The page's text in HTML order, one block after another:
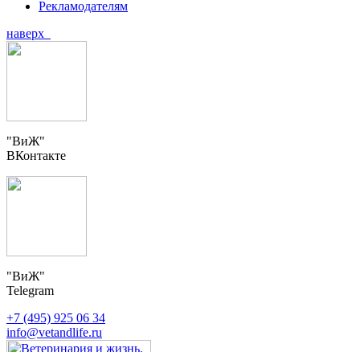
Рекламодателям
наверх
"ВиЖ"
ВКонтакте
"ВиЖ"
Telegram
+7 (495) 925 06 34
info@vetandlife.ru